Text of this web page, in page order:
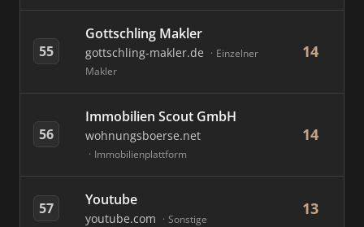
55
Gottschling Makler
gottschling-makler.de
Einzelner
Makler
14
56
Immobilien Scout GmbH
wohnungsboerse.net
Immobilienplattform
14
57 Youtube
youtube.com Sonstige
13